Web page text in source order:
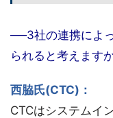
──3社の連携によ
られると考えますか
西脇氏(CTC)：
CTCはシステムイ